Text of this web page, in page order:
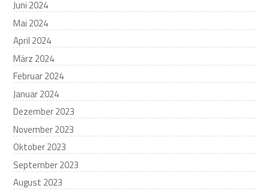
Juni 2024
Mai 2024
April 2024
März 2024
Februar 2024
Januar 2024
Dezember 2023
November 2023
Oktober 2023
September 2023
August 2023